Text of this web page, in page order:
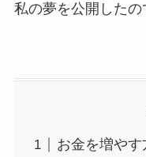
私の夢を公開したの
お金を増やす